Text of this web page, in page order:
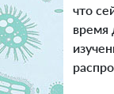
что
время